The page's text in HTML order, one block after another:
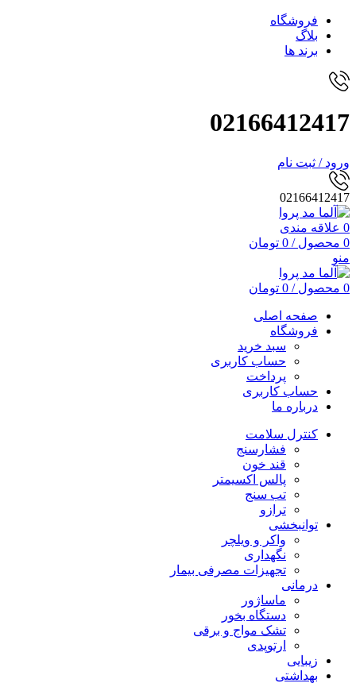
فروشگاه
بلاگ
برند ها
02166412417
ورود / ثبت نام
02166412417
0 علاقه مندی
0 محصول /
0 تومان
منو
0 محصول /
0 تومان
صفحه اصلی
فروشگاه
سبد خرید
حساب کاربری
پرداخت
حساب کاربری
درباره ما
کنترل سلامت
فشارسنج
قند خون
پالس اکسیمتر
تب سنج
ترازو
توانبخشی
واکر و ویلچر
نگهداری
تجهیزات مصرفی بیمار
درمانی
ماساژور
دستگاه بخور
تشک مواج و برقی
ارتوپدی
زیبایی
بهداشتی